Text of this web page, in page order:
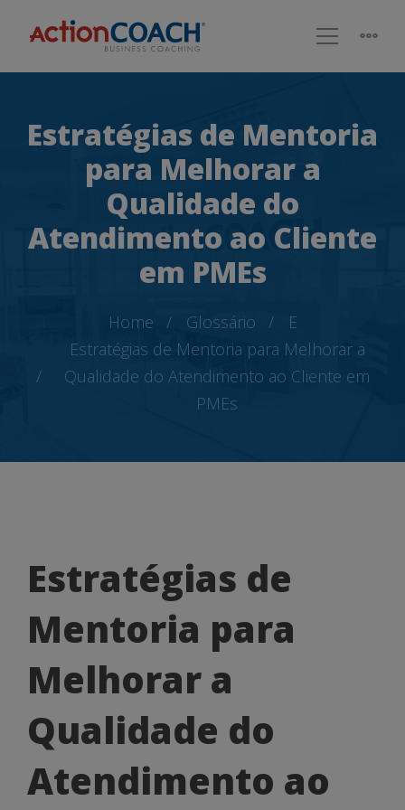
Estratégias de Mentoria
para Melhorar a
Qualidade do
Atendimento ao Cliente
em PMEs
Home Glossário
E
Estratégias de Mentoria para Melhorar a
Qualidade do Atendimento ao Cliente em
PMEs
Estratégias
de
Mentoria
para
Melhorar
a
Qualidade
Estratégias de
Mentoria para
Melhorar a
Qualidade do
Atendimento ao